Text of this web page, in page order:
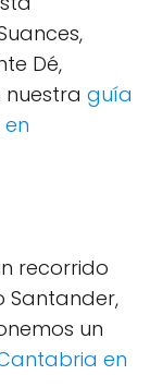
Dé,
nuestra guía
recorrido
un
en